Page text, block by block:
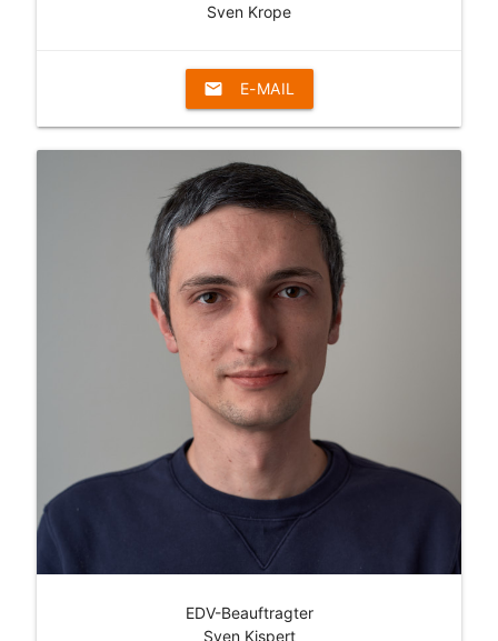
Sven Krope
email E-MAIL
EDV-Beauftragter
Sven Kispert